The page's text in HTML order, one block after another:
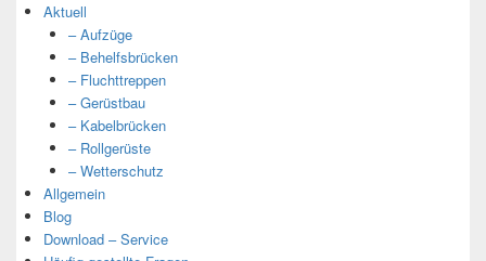
Aktuell
– Aufzüge
– Behelfsbrücken
– Fluchttreppen
– Gerüstbau
– Kabelbrücken
– Rollgerüste
– Wetterschutz
Allgemein
Blog
Download – Service